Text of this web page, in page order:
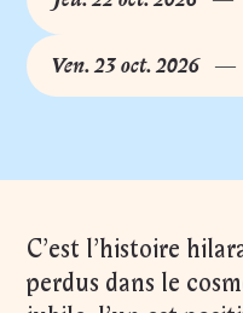
Ven. 23 oct. 2026
C’est l’histoire
perdus dans le